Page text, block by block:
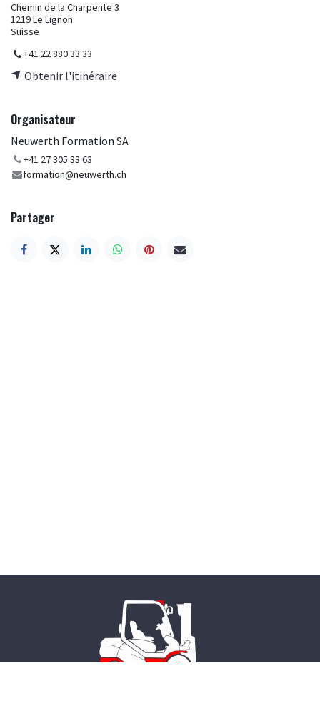
Chemin de la Charpente 3
1219 Le Lignon
Suisse
+41 22 880 33 33
Obtenir l'itinéraire
Organisateur
Neuwerth Formation SA
+41 27 305 33 63
formation@neuwerth.ch
Partager